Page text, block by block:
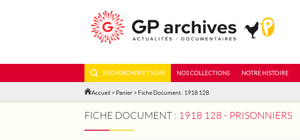
RECHERCHER ET VOIR NOS COLLECTIONS NOTRE HISTOIRE
Accueil > Panier > Fiche Document : 1918 128
FICHE DOCUMENT : 1918 128 - PRISONNIERS